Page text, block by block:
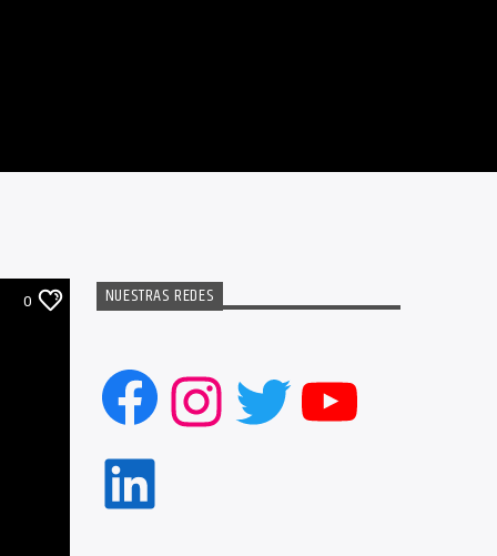
0 NUESTRAS REDES
Facebook
Instagram
Twitter
LinkedIn